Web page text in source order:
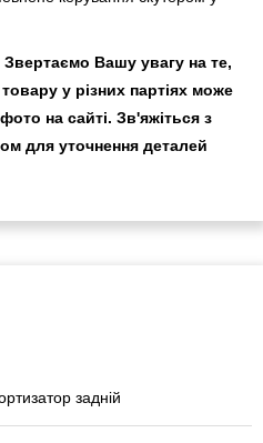
Звертаємо Вашу увагу на те,
у різних партіях може
на сайті. Зв'яжіться з
для уточнення деталей
задній